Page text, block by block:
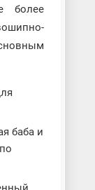
более
баба и